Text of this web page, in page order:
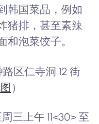
韩国菜品，例如
猪排，甚至素辣
和泡菜饺子。
区仁寺洞 12 街
）
三上午 11<30> 至